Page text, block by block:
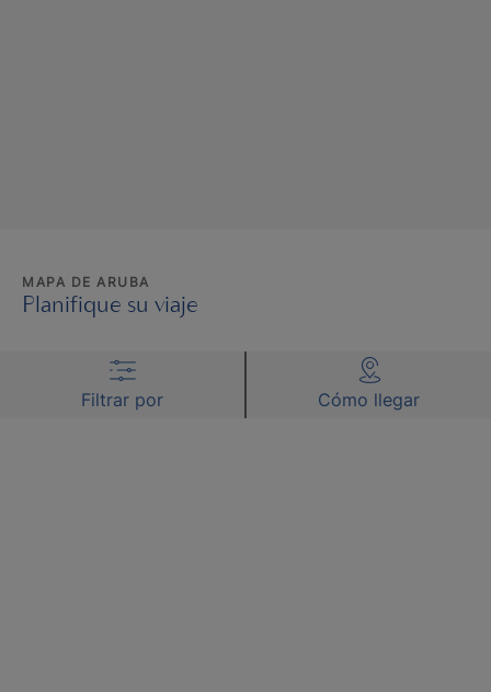
MAPA DE ARUBA
Planifique su viaje
Filtrar por Cómo llegar